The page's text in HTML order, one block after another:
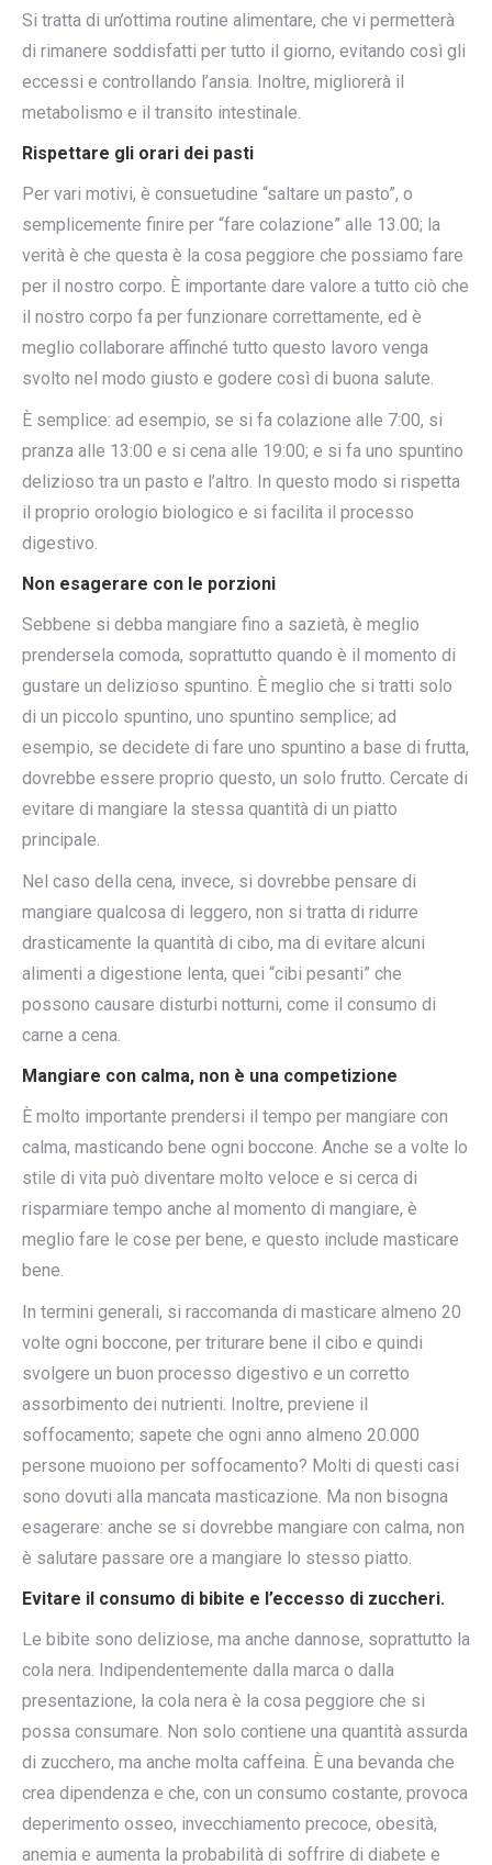
Si tratta di un’ottima routine alimentare, che vi permetterà
di rimanere soddisfatti per tutto il giorno, evitando così gli
eccessi e controllando l’ansia. Inoltre, migliorerà il
metabolismo e il transito intestinale.
Rispettare gli orari dei pasti
Per vari motivi, è consuetudine “saltare un pasto”, o
semplicemente finire per “fare colazione” alle 13.00; la
verità è che questa è la cosa peggiore che possiamo fare
per il nostro corpo. È importante dare valore a tutto ciò che
il nostro corpo fa per funzionare correttamente, ed è
meglio collaborare affinché tutto questo lavoro venga
svolto nel modo giusto e godere così di buona salute.
È semplice: ad esempio, se si fa colazione alle 7:00, si
pranza alle 13:00 e si cena alle 19:00; e si fa uno spuntino
delizioso tra un pasto e l’altro. In questo modo si rispetta
il proprio orologio biologico e si facilita il processo
digestivo.
Non esagerare con le porzioni
Sebbene si debba mangiare fino a sazietà, è meglio
prendersela comoda, soprattutto quando è il momento di
gustare un delizioso spuntino. È meglio che si tratti solo
di un piccolo spuntino, uno spuntino semplice; ad
esempio, se decidete di fare uno spuntino a base di frutta,
dovrebbe essere proprio questo, un solo frutto. Cercate di
evitare di mangiare la stessa quantità di un piatto
principale.
Nel caso della cena, invece, si dovrebbe pensare di
mangiare qualcosa di leggero, non si tratta di ridurre
drasticamente la quantità di cibo, ma di evitare alcuni
alimenti a digestione lenta, quei “cibi pesanti” che
possono causare disturbi notturni, come il consumo di
carne a cena.
Mangiare con calma, non è una competizione
È molto importante prendersi il tempo per mangiare con
calma, masticando bene ogni boccone. Anche se a volte lo
stile di vita può diventare molto veloce e si cerca di
risparmiare tempo anche al momento di mangiare, è
meglio fare le cose per bene, e questo include masticare
bene.
In termini generali, si raccomanda di masticare almeno 20
volte ogni boccone, per triturare bene il cibo e quindi
svolgere un buon processo digestivo e un corretto
assorbimento dei nutrienti. Inoltre, previene il
soffocamento; sapete che ogni anno almeno 20.000
persone muoiono per soffocamento? Molti di questi casi
sono dovuti alla mancata masticazione. Ma non bisogna
esagerare: anche se si dovrebbe mangiare con calma, non
è salutare passare ore a mangiare lo stesso piatto.
Evitare il consumo di bibite e l’eccesso di zuccheri.
Le bibite sono deliziose, ma anche dannose, soprattutto la
cola nera. Indipendentemente dalla marca o dalla
presentazione, la cola nera è la cosa peggiore che si
possa consumare. Non solo contiene una quantità assurda
di zucchero, ma anche molta caffeina. È una bevanda che
crea dipendenza e che, con un consumo costante, provoca
deperimento osseo, invecchiamento precoce, obesità,
anemia e aumenta la probabilità di soffrire di diabete e